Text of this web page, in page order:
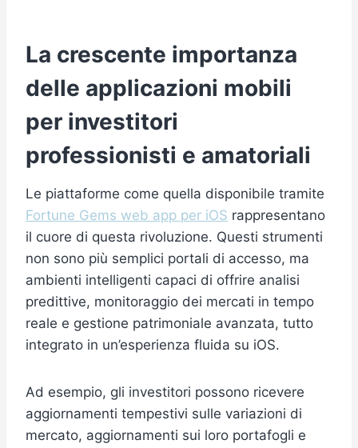
La crescente importanza
delle applicazioni mobili
per investitori
professionisti e amatoriali
Le piattaforme come quella disponibile tramite
Fortune Gems web app per iOS rappresentano
il cuore di questa rivoluzione. Questi strumenti
non sono più semplici portali di accesso, ma
ambienti intelligenti capaci di offrire analisi
predittive, monitoraggio dei mercati in tempo
reale e gestione patrimoniale avanzata, tutto
integrato in un’esperienza fluida su iOS.
Ad esempio, gli investitori possono ricevere
aggiornamenti tempestivi sulle variazioni di
mercato, aggiornamenti sui loro portafogli e